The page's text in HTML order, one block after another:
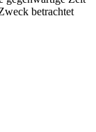
betrachtet